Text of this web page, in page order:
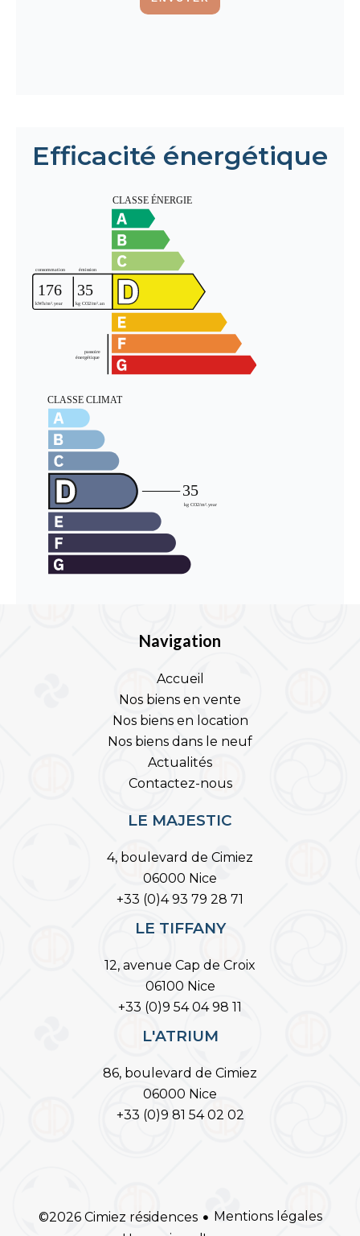
Efficacité énergétique
Navigation
Accueil
Nos biens en vente
Nos biens en location
Nos biens dans le neuf
Actualités
Contactez-nous
LE MAJESTIC
4, boulevard de Cimiez
06000 Nice
+33 (0)4 93 79 28 71
LE TIFFANY
12, avenue Cap de Croix
06100 Nice
+33 (0)9 54 04 98 11
L'ATRIUM
86, boulevard de Cimiez
06000 Nice
+33 (0)9 81 54 02 02
©2026 Cimiez résidences
Mentions légales